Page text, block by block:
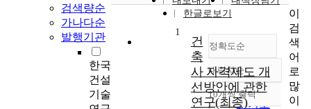
검색량순
가나다순
발행기관
한국
건설
기술
한글로보기
정확도순
정확도
순
인기도
내림차순
내림차순
10개씩 출력
1
건
축
사 자격제도 개
선방안에 관한
연구(최종)
이
검
색
어
로
많
이